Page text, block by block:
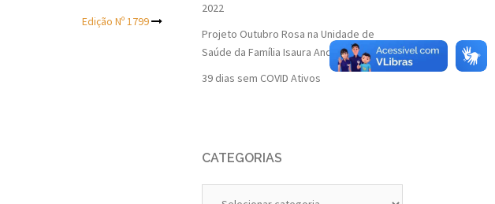
Edição Nº 1799
2022
Projeto Outubro Rosa na Unidade de
Saúde da Família Isaura Andrade
39 dias sem COVID Ativos
CATEGORIAS